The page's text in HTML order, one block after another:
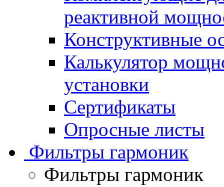
реактивной
Конструктивные
Калькулятор
установки
Сертификаты
Опросные листы
Фильтры гармоник
Фильтры гармоник